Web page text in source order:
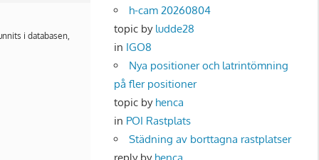
i databasen,
h-cam 20260804
topic by ludde28
in IGO8
Nya positioner och latrintömning
på fler positioner
topic by henca
in POI Rastplats
Städning av borttagna rastplatser